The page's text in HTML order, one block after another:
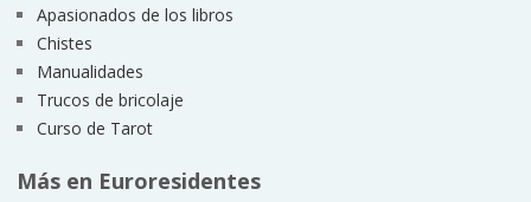
Apasionados de los libros
Chistes
Manualidades
Trucos de bricolaje
Curso de Tarot
Más en Euroresidentes